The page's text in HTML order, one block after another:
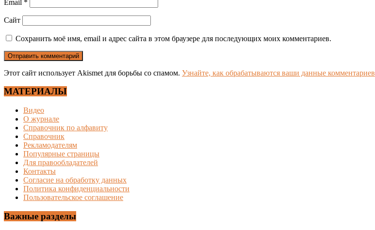
Email *
Сайт
Сохранить моё имя, email и адрес сайта в этом браузере для последующих моих комментариев.
Этот сайт использует Akismet для борьбы со спамом. Узнайте, как обрабатываются ваши данные комментариев
МАТЕРИАЛЫ
Видео
О журнале
Справочник по алфавиту
Справочник
Рекламодателям
Популярные страницы
Для правообладателей
Контакты
Согласие на обработку данных
Политика конфиденциальности
Пользовательское соглашение
Важные разделы